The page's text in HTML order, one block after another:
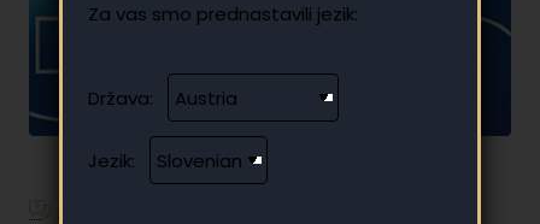
Za vas smo prednastavili jezik:
Država:
Jezik: